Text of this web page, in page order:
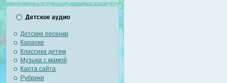
Детское аудио
Детские песенки
Караоке
Классика детям
Музыка с мамой
Карта сайта
Рубрики